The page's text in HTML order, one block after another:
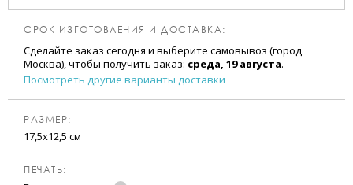
СРОК ИЗГОТОВЛЕНИЯ И ДОСТАВКА:
Сделайте заказ сегодня и выберите самовывоз (город
Москва), чтобы получить заказ: среда, 19 августа.
Посмотреть другие варианты доставки
РАЗМЕР:
17,5х12,5 см
ПЕЧАТЬ: